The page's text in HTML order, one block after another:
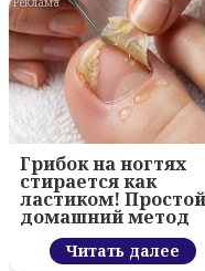
Грибок на ногтях
стирается как
ластиком! Простой
домашний метод
Читать далее